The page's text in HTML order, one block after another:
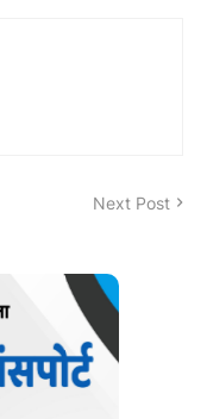
Next Post